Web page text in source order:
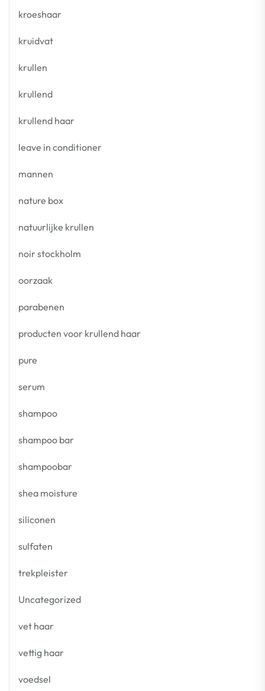
kroeshaar
kruidvat
krullen
krullend
krullend haar
leave in conditioner
mannen
nature box
natuurlijke krullen
noir stockholm
oorzaak
parabenen
producten voor krullend haar
pure
serum
shampoo
shampoo bar
shampoobar
shea moisture
siliconen
sulfaten
trekpleister
Uncategorized
vet haar
vettig haar
voedsel